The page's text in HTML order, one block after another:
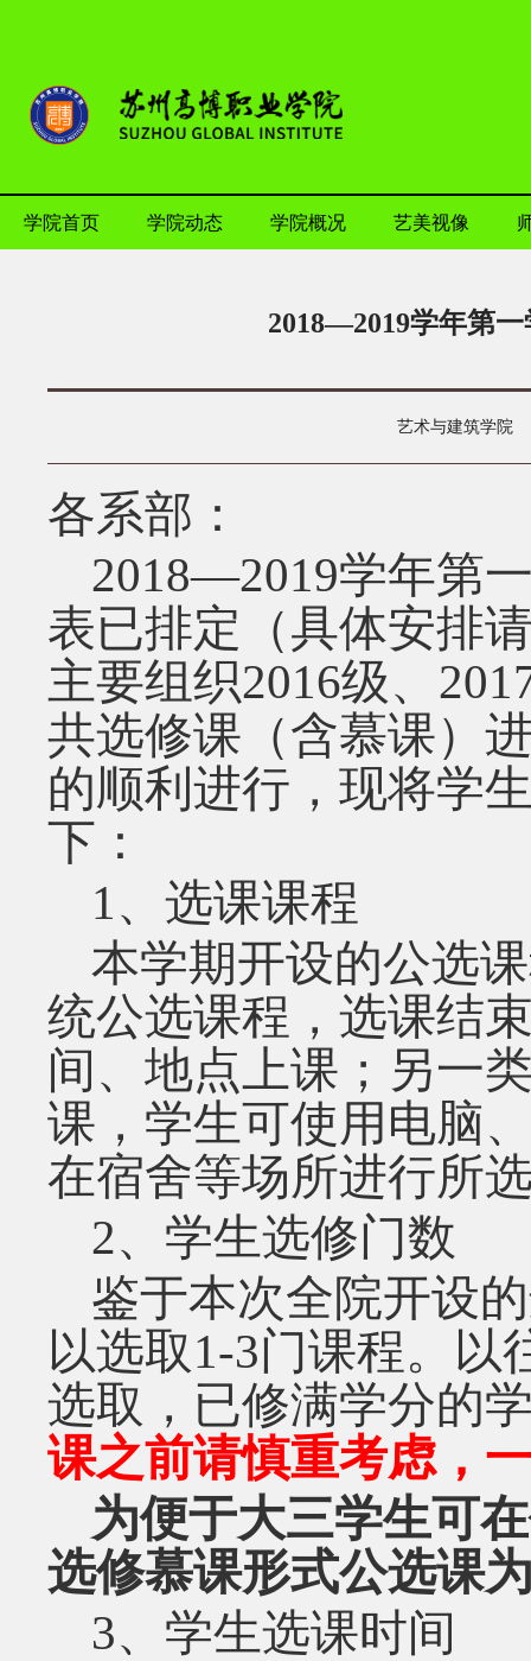
学院首页 学院动态 学院概况 艺美视像
2018—2019学年第
艺术与建筑学院
各系部：
2018—2019学年第
表已排定（具体安排
主要组织2016级、
共选修课（含慕课）
的顺利进行，现将学
下：
1、选课课程
本学期开设的公选
统公选课程，选课结
间、地点上课；另一
课，学生可使用电脑
在宿舍等场所进行所
2、学生选修门数
鉴于本次全院开设
以选取1-3门课程。以
选取，已修满学分的
课之前请慎重考虑，
为便于大三学生可
选修慕课形式公选课
3、学生选课时间